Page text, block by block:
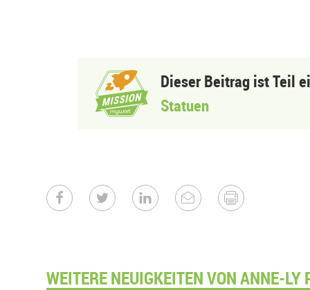
Dieser Beitrag ist Teil
Statuen
WEITERE NEUIGKEITEN VON ANNE-LY